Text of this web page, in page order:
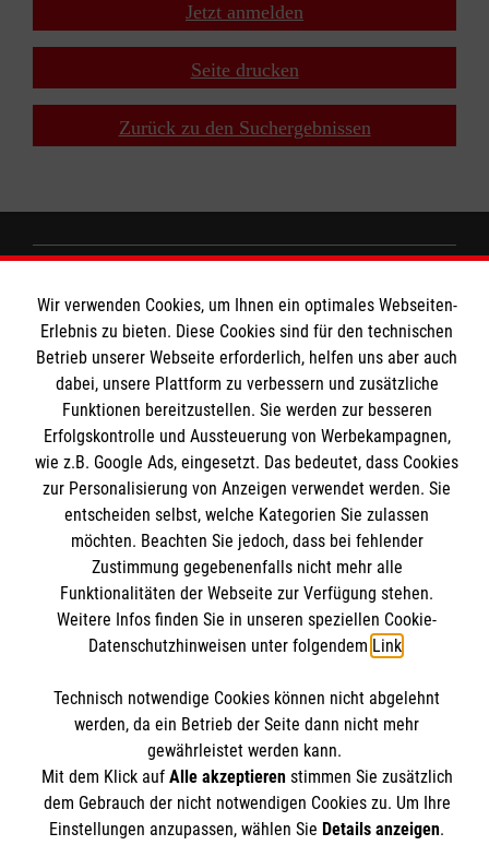
Jetzt anmelden
Seite drucken
Zurück zu den Suchergebnissen
Kurse für Ärzte
Kurse für Rettungsdienstler
Internationale Kurskonzepte
Informationen
Kontakt
Impressum
AGB
Malteser online
Malteser Jugend
Mediathek
Soziale Netzwerke
Der Malteser Hilfsdienst e.V. ist als eingetragene
gemeinnützige Organisation von der Körperschaft- und
Wir verwenden Cookies, um Ihnen ein optimales Webseiten-
Erlebnis zu bieten. Diese Cookies sind für den technischen
Betrieb unserer Webseite erforderlich, helfen uns aber auch
dabei, unsere Plattform zu verbessern und zusätzliche
Funktionen bereitzustellen. Sie werden zur besseren
Erfolgskontrolle und Aussteuerung von Werbekampagnen,
wie z.B. Google Ads, eingesetzt. Das bedeutet, dass Cookies
zur Personalisierung von Anzeigen verwendet werden. Sie
entscheiden selbst, welche Kategorien Sie zulassen
möchten. Beachten Sie jedoch, dass bei fehlender
Zustimmung gegebenenfalls nicht mehr alle
Funktionalitäten der Webseite zur Verfügung stehen.
Weitere Infos finden Sie in unseren speziellen Cookie-
Datenschutzhinweisen unter folgendem Link.
Technisch notwendige Cookies können nicht abgelehnt
werden, da ein Betrieb der Seite dann nicht mehr
gewährleistet werden kann.
Mit dem Klick auf Alle akzeptierenstimmen Sie zusätzlich
dem Gebrauch der nicht notwendigen Cookies zu. Um Ihre
Einstellungen anzupassen, wählen Sie Details anzeigen.